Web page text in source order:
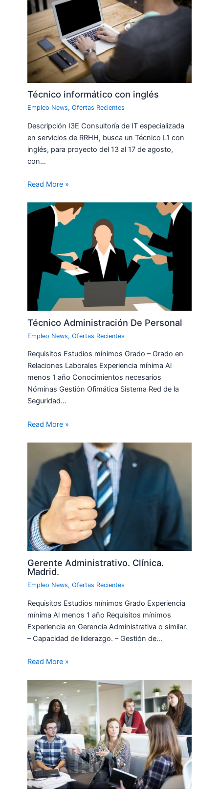
Técnico informático con inglés
Empleo News,Ofertas Recientes
Descripción I3E Consultoría de IT especializada
en servicios de RRHH, busca un Técnico L1 con
inglés, para proyecto del 13 al 17 de agosto,
con…
Read More »
Técnico Administración De Personal
Empleo News,Ofertas Recientes
Requisitos Estudios mínimos Grado – Grado en
Relaciones Laborales Experiencia mínima Al
menos 1 año Conocimientos necesarios
Nóminas Gestión Ofimática Sistema Red de la
Seguridad…
Read More »
Gerente Administrativo. Clínica.
Madrid.
Empleo News,Ofertas Recientes
Requisitos Estudios mínimos Grado Experiencia
mínima Al menos 1 año Requisitos mínimos
Experiencia en Gerencia Administrativa o similar.
– Capacidad de liderazgo. – Gestión de…
Read More »